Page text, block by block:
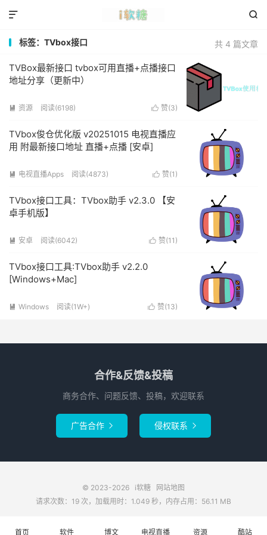


共 4 篇文章
标签：TVbox接口
TVBox最新接口 tvbox可用直播+点播接口
地址分享（更新中）
 赞(3)
 资源 阅读(6198)
TVbox俊仓优化版 v20251015 电视直播应
用 附最新接口地址 直播+点播 [安卓]
 赞(1 )
 电视直播Apps 阅读(4873)
TVbox接口工具：TVbox助手 v2.3.0 【安
卓手机版】
 赞(11 )
 安卓 阅读(6042)
TVbox接口工具:TVbox助手 v2.2.0
[Windows+Mac]
 赞(13)
 Windows 阅读(1W+)
合作&反馈&投稿
商务合作、问题反馈、投稿，欢迎联系
广告合作  侵权联系 
© 2023-2026 i软糖
网站地图
请求次数：19 次，加载用时：1.049 秒，内存占用：56.11 MB
首页 软件 博文 电视直播 资源 酷站